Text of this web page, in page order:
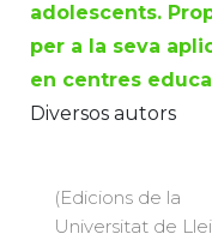
adolescents.
per a la seva
en centres
Diversos autors
(Edicions de la
Universitat de